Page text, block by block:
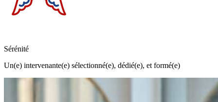
Sérénité
Un(e) intervenante(e) sélectionné(e), dédié(e), et formé(e)